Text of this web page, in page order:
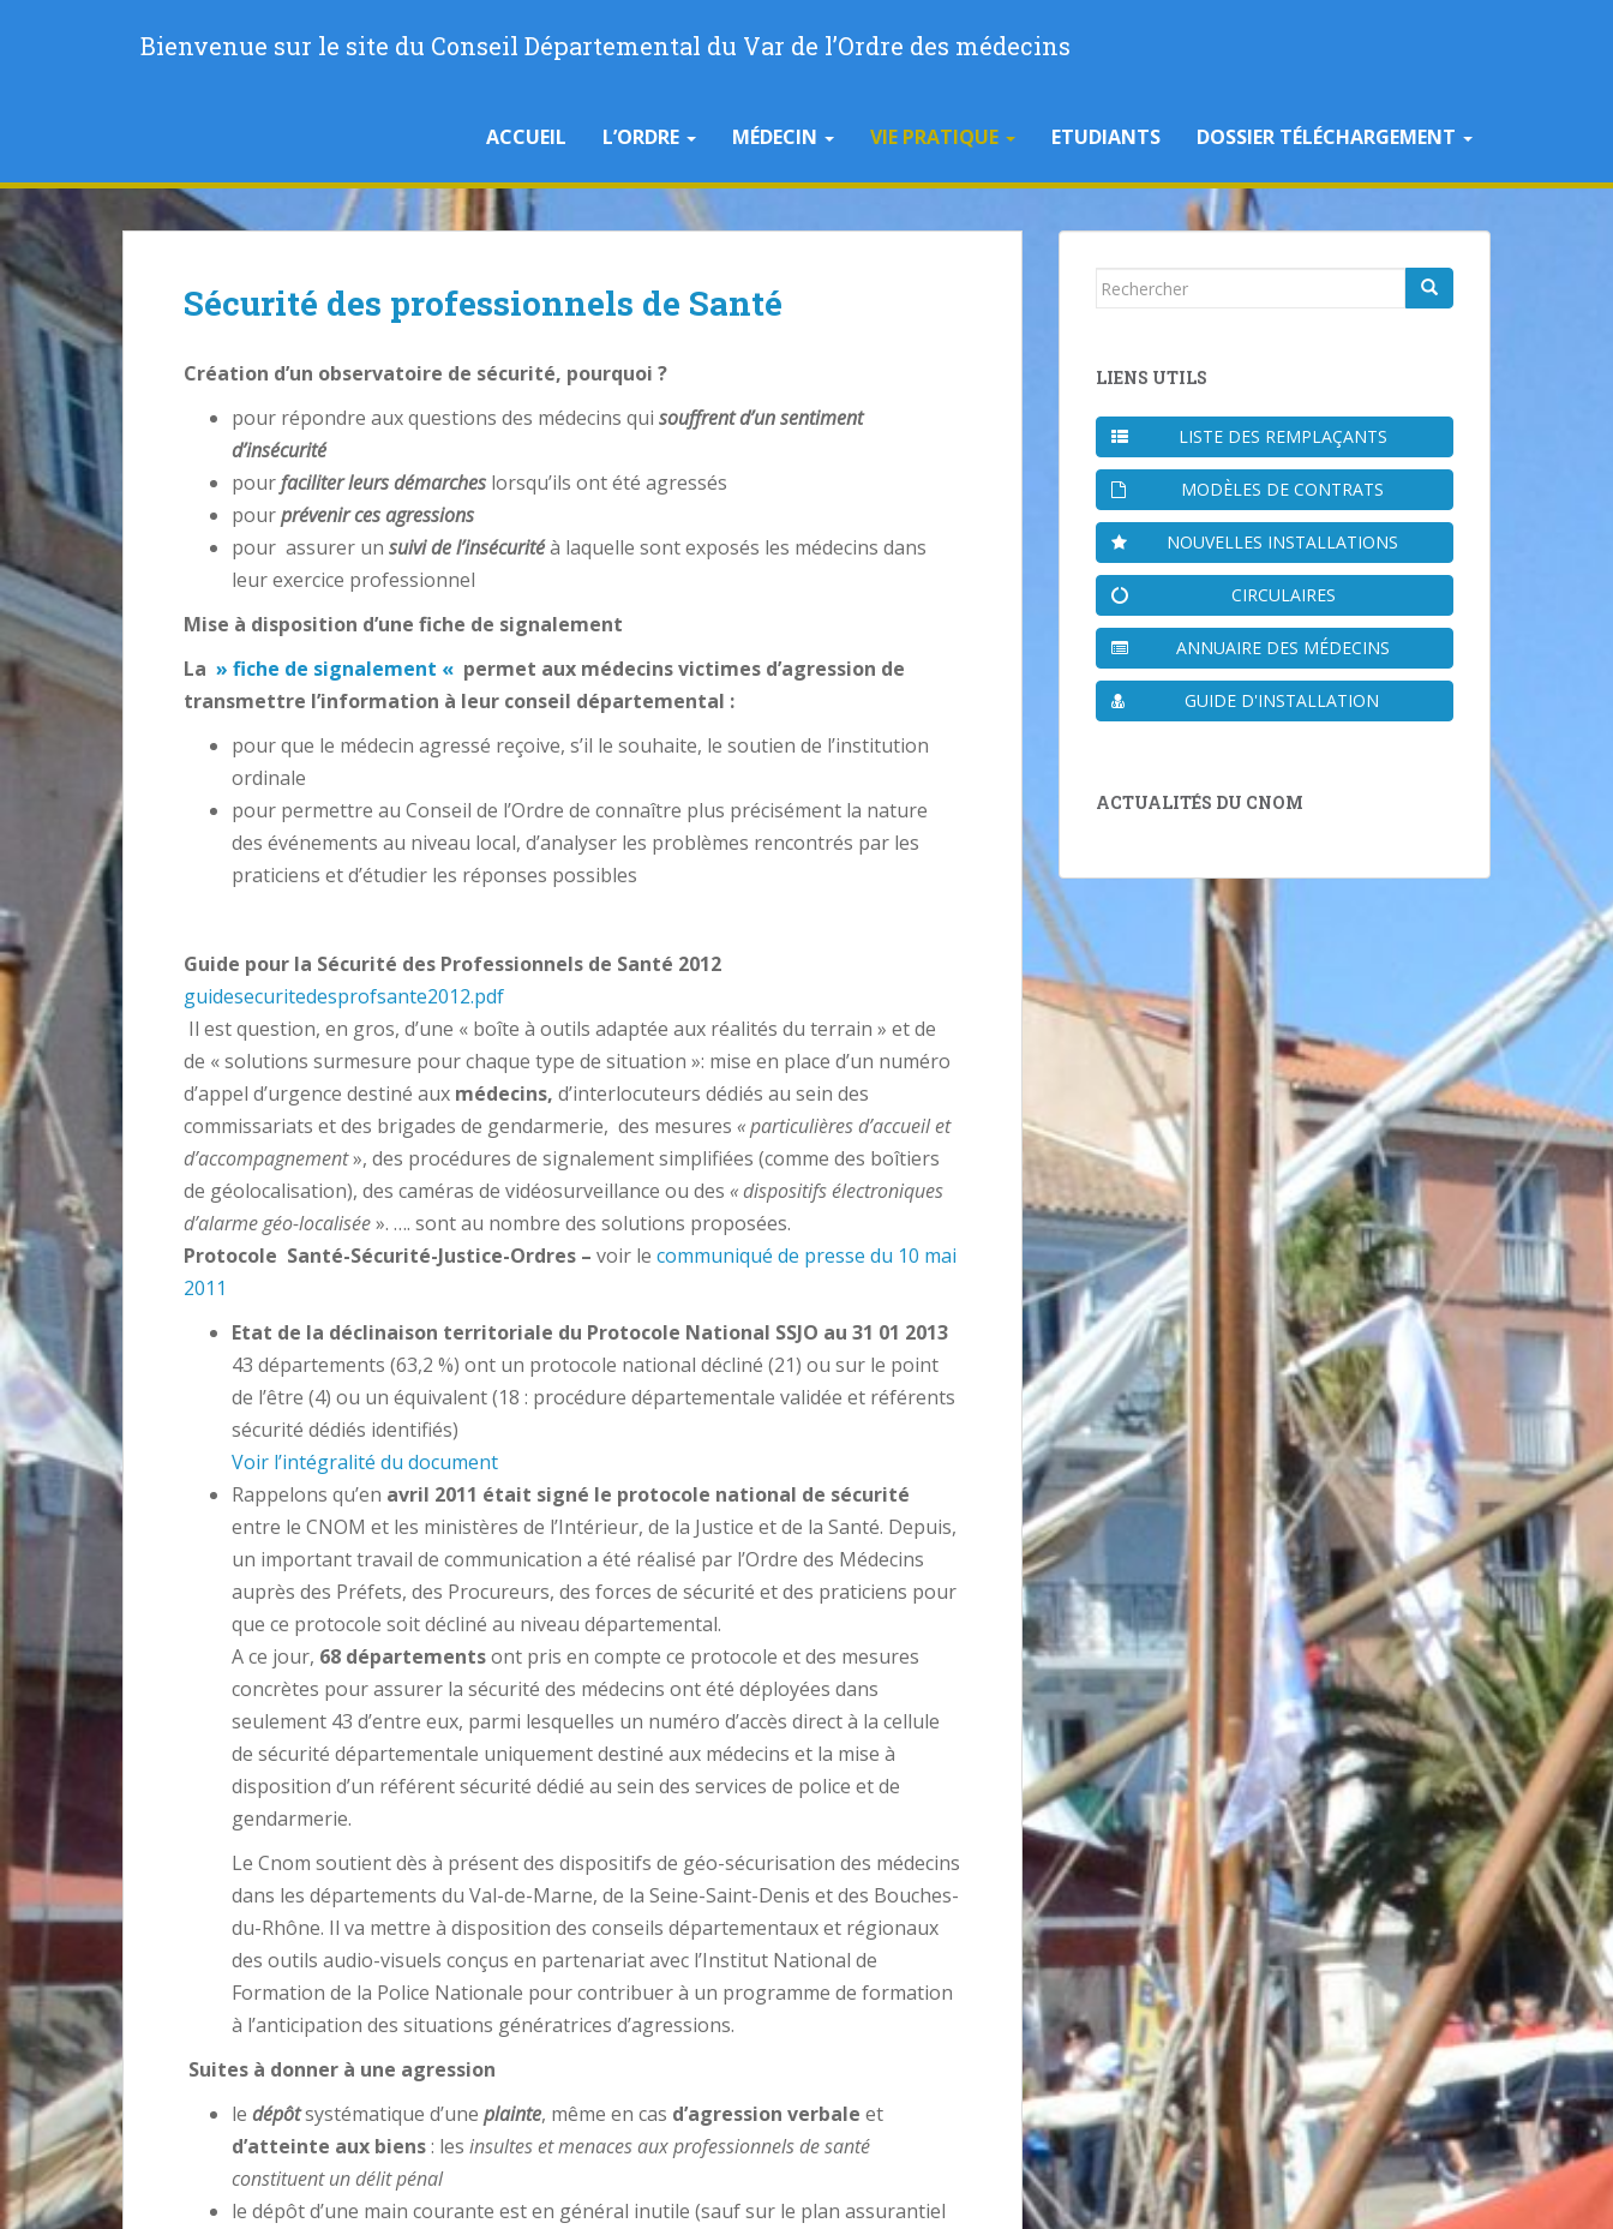
m
a
n
c
Bienvenue sur le site du Conseil Départemental du Var de l’Ordre des médecins
ACCUEIL L’ORDRE MÉDECIN VIE PRATIQUE ETUDIANTS DOSSIER TÉLÉCHARGEMENT
Sécurité des professionnels de Santé
Création d’un observatoire de sécurité, pourquoi ?
pour répondre aux questions des médecins qui souffrent d’un sentiment
d’insécurité
pourfaciliter leurs démarches lorsqu’ils ont été agressés
pourprévenir ces agressions
pour assurer un suivi de l’insécuritéà laquelle sont exposés les médecins dans
leur exercice professionnel
Mise à disposition d’une fiche de signalement
La » fiche de signalement « permet aux médecins victimes d’agression de
transmettre l’information à leur conseil départemental :
pour que le médecin agressé reçoive, s’il le souhaite, le soutien de l’institution
ordinale
pour permettre au Conseil de l’Ordre de connaître plus précisément la nature
des événements au niveau local, d’analyser les problèmes rencontrés par les
praticiens et d’étudier les réponses possibles
Guide pour la Sécurité des Professionnels de Santé 2012
guidesecuritedesprofsante2012.pdf
Il est question, en gros, d’une « boîte à outils adaptée aux réalités du terrain » et de
de « solutions surmesure pour chaque type de situation »: mise en place d’un numéro
d’appel d’urgence destiné aux médecins, d’interlocuteurs dédiés au sein des
commissariats et des brigades de gendarmerie, des mesures « particulières d’accueil et
d’accompagnement», des procédures de signalement simplifiées (comme des boîtiers
de géolocalisation), des caméras de vidéosurveillance ou des « dispositifs électroniques
d’alarmegéo-localisée». …. sont au nombre des solutions proposées.
Protocole Santé-Sécurité-Justice-Ordres – voir le communiqué de presse du 10 mai
2011
Etat de la déclinaison territoriale du Protocole National SSJO au 31 01 2013
43 départements (63,2 %) ont un protocole national décliné (21) ou sur le point
de l’être (4) ou un équivalent (18 : procédure départementale validée et référents
sécurité dédiés identifiés)
Voir l’intégralité du document
Rappelons qu’en avril 2011 était signé le protocole national de sécurité
entre le CNOM et les ministères de l’Intérieur, de la Justice et de la Santé. Depuis,
un important travail de communication a été réalisé par l’Ordre des Médecins
auprès des Préfets, des Procureurs, des forces de sécurité et des praticiens pour
que ce protocole soit décliné au niveau départemental.
A ce jour, 68 départementsont pris en compte ce protocole et des mesures
concrètes pour assurer la sécurité des médecins ont été déployées dans
seulement 43 d’entre eux, parmi lesquelles un numéro d’accès direct à la cellule
de sécurité départementale uniquement destiné aux médecins et la mise à
disposition d’un référent sécurité dédié au sein des services de police et de
gendarmerie.
Le Cnom soutient dès à présent des dispositifs de géo-sécurisation des médecins
dans les départements du Val-de-Marne, de la Seine-Saint-Denis et des Bouches-
du-Rhône. Il va mettre à disposition des conseils départementaux et régionaux
des outils audio-visuels conçus en partenariat avec l’Institut National de
Formation de la Police Nationale pour contribuer à un programme de formation
à l’anticipation des situations génératrices d’agressions.
Suites à donner à une agression
le dépôtsystématique d’une plainte, même en cas d’agression verbale et
d’atteinte aux biens: les insultes et menaces aux professionnels de santé
constituent un délit pénal
le dépôt d’une main courante est en général inutile (sauf sur le plan assurantiel
Rechercher...
LIENS UTILS
LISTE DES REMPLAÇANTS
MODÈLES DE CONTRATS
NOUVELLES INSTALLATIONS
CIRCULAIRES
ANNUAIRE DES MÉDECINS
GUIDE D'INSTALLATION
ACTUALITÉS DU CNOM